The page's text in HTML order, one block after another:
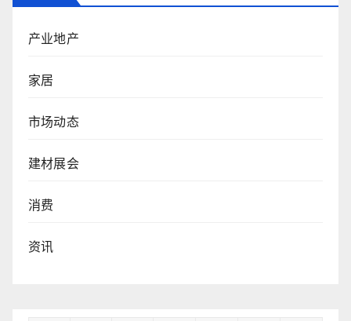
产业地产
家居
市场动态
建材展会
消费
资讯